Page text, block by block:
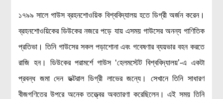
১৭৯৯ সালে গাউস ব্রহনশোওয়িক বিশ্ববিদ্যালয় হতে ডিগ্রী অর্জন করেন।
ব্রহনশোওয়িকের ডিউকের নজরে পড়ে যায় এসময় গাউসের অনন্য গাণিতিক
প্রতিভা। তিনি গাউসের সকল পড়াশোনা এবং গবেষণার ব্যয়ভার বহন করতে
রাজি হন। ডিউকের পরামর্শে গাউস ‘হেলমস্টেট বিশ্ববিদ্যালয়’-এ একটা
প্রবন্ধ জমা দেন ডক্টরাল ডিগ্রী লাভের জন্যে। সেখানে তিনি সাধারণ
বীজগণিতের উপরে অনেক তত্ত্বের অবতারণা করেছিলেন। এই সময় তিনি